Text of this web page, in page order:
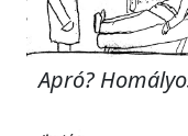
Apró?